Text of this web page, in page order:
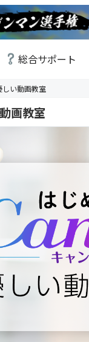
総合サポート
い動画教室
画教室